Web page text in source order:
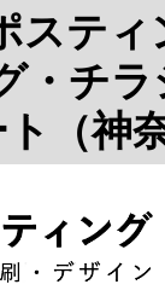
ステ
・チ
ト（神